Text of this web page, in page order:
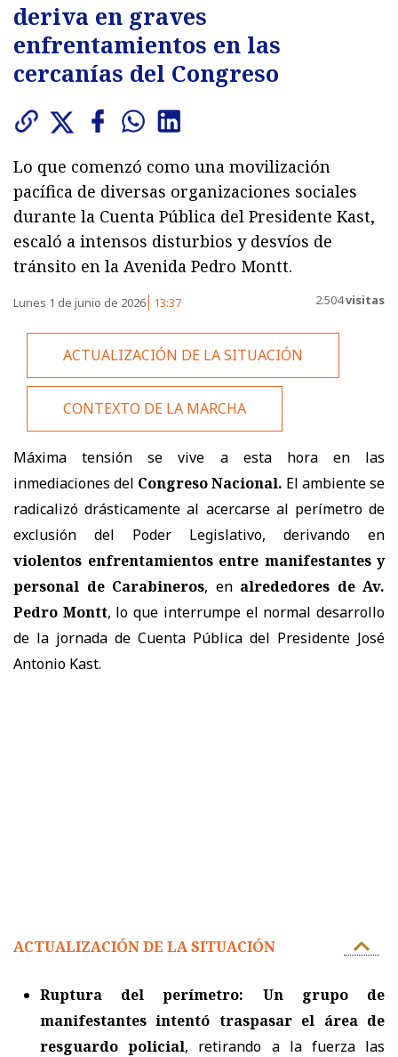
deriva en graves
enfrentamientos en las
cercanías del Congreso
Lo que comenzó como una movilización
pacífica de diversas organizaciones sociales
durante la Cuenta Pública del Presidente Kast,
escaló a intensos disturbios y desvíos de
tránsito en la Avenida Pedro Montt.
Lunes 1 de junio de 2026 13:37 2.504visitas
ACTUALIZACIÓN DE LA SITUACIÓN
CONTEXTO DE LA MARCHA
Máxima tensión se vive a esta hora en las
inmediaciones del Congreso Nacional. El ambiente se
radicalizó drásticamente al acercarse al perímetro de
exclusión del Poder Legislativo, derivando en
violentos enfrentamientos entre manifestantes y
personal de Carabineros, en alrededores de Av.
Pedro Montt, lo que interrumpe el normal desarrollo
de la jornada de Cuenta Pública del Presidente José
Antonio Kast.
ACTUALIZACIÓN DE LA SITUACIÓN
Ruptura del perímetro:
Un grupo de
manifestantes intentó traspasar el área de
resguardo policial, retirando a la fuerza las